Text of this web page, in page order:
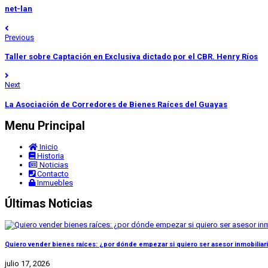
net-lan
Previous
Taller sobre Captación en Exclusiva dictado por el CBR. Henry Ríos
Next
La Asociación de Corredores de Bienes Raíces del Guayas
Menu Principal
Inicio
Historia
Noticias
Contacto
Inmuebles
Últimas Noticias
Quiero vender bienes raíces: ¿por dónde empezar si quiero ser asesor
julio 17, 2026